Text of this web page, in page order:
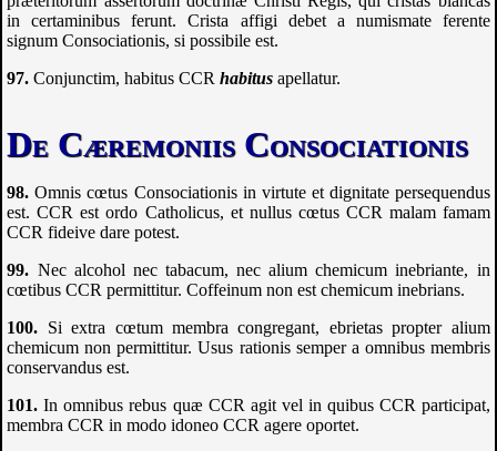
in certaminibus ferunt. Crista affigi debet a numismate ferente
signum Consociationis, si possibile est.
Conjunctim, habitusCCR habitus apellatur.
De Cæremoniis Consociationis
Omnis cœtus Consociationis in virtute et dignitate persequendus
est.CCR est ordo Catholicus, et nullus cœtus CCR malam famam
CCR fideive dare potest.
Nec alcohol nec tabacum, nec alium chemicum inebriante, in
cœtibusCCR permittitur. Coffeinum non est chemicum inebrians.
Si extra cœtum membra congregant, ebrietas propter alium
chemicum non permittitur. Usus rationis semper a omnibus membris
conservandus est.
In omnibus rebus quæ CCR agit vel in quibus CCR participat,
membraCCR in modo idoneoCCR agere oportet.